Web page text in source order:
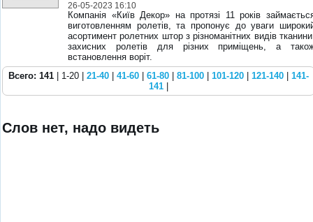
26-05-2023 16:10
Компанія «Київ Декор» на протязі 11 років
виготовленням ролетів, та пропонує до уваги
асортимент ролетних штор з різноманітних видів
захисних ролетів для різних приміщень, а
встановлення воріт.
Всего: 141 | 1-20 | 21-40 41-60 61-80 81-100 101-120 121-140
141-
141
Слов нет, надо видеть